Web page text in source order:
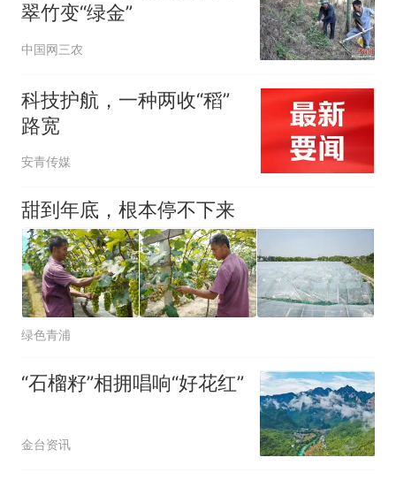
翠竹变“绿金”
中国网三农
科技护航，一种两收“稻”
路宽
安青传媒
甜到年底，根本停不下来
绿色青浦
“石榴籽”相拥唱响“好花红”
金台资讯